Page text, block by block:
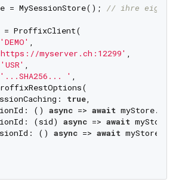
= MySessionStore(); // ihre eigene
ProffixClient(
'DEMO' ,
myserver.ch:12299' ,
'USR' ,
'...SHA256... ' ,
true,
()
async => await
(sid)
async => await
()
async => await